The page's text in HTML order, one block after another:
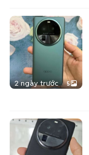
2 ngày trước 5